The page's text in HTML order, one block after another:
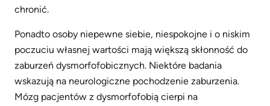
chronić.
Ponadto osoby niepewne siebie, niespokojne i o niskim
poczuciu własnej wartości mają większą skłonność do
zaburzeń dysmorfofobicznych. Niektóre badania
wskazują na neurologiczne pochodzenie zaburzenia.
Mózg pacjentów z dysmorfofobią cierpi na